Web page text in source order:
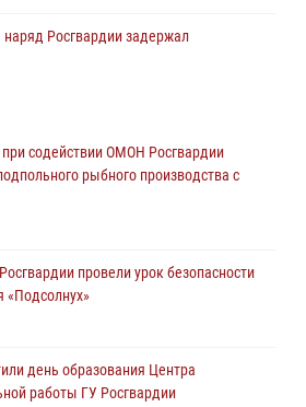
Росгвардии задержал
оперативно задержали
устройства рядом с жилыми
Росгвардии обеспечили
матча "Зенит" - "Балтика"
Росгвардии обнаружил
автотранспорт
содействии ОМОН Росгвардии
рыбного производства с
провели урок безопасности
«Подсолнух»
день образования Центра
работы ГУ Росгвардии